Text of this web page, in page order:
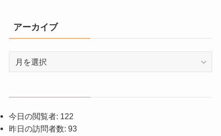
アーカイブ
今日の閲覧者: 122
昨日の訪問者数: 93